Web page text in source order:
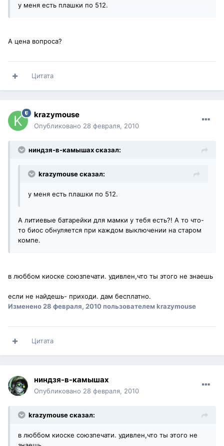
у меня есть плашки по 512.
А цена вопроса?
Цитата
krazymouse
Опубликовано 28 февраля, 2010
ниндзя-в-камышах сказал:
krazymouse сказал:
у меня есть плашки по 512.
А литиевые батарейки для мамки у тебя есть?! А то что-
то биос обнуляется при каждом выключении на старом
компе.
в люббом киоске союзпечати. удивлен,что ты этого не знаешь
если не найдешь- приходи. дам бесплатно.
Изменено28 февраля, 2010пользователем krazymouse
Цитата
ниндзя-в-камышах
Опубликовано 28 февраля, 2010
krazymouse сказал:
в люббом киоске союзпечати. удивлен,что ты этого не